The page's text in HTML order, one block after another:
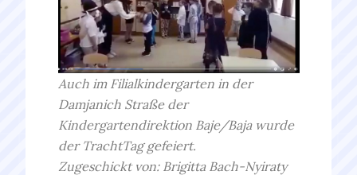
Auch im Filialkindergarten in der
DamjanichStraße der
Kindergartendirektion Baje/Baja wurde
der TrachtTag gefeiert.
Zugeschickt von: BrigittaBach-Nyiraty